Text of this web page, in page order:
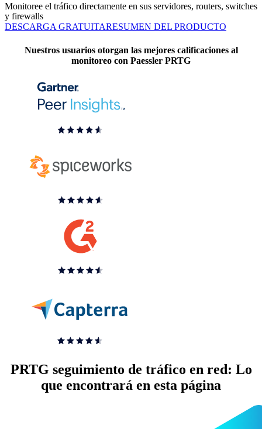
Monitoree el tráfico directamente en sus servidores, routers, switches
y firewalls
DESCARGA GRATUITARESUMEN DEL PRODUCTO
Nuestros usuarios otorgan las mejores calificaciones al
monitoreo con Paessler PRTG
PRTG seguimiento de tráfico en red: Lo
que encontrará en esta página